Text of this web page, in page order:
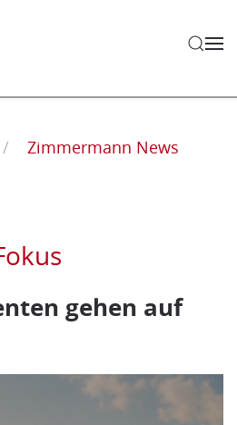
Zimmermann News
gehen auf